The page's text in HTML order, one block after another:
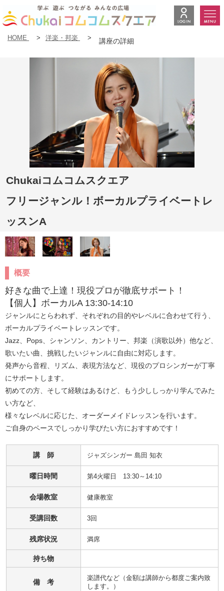
HOME > 洋楽・邦楽 > 講座の詳細
Chukaiコムコムスクエア
フリージャンル！ボーカルプライベートレ
ッスンA
概要
好きな曲で上達！現役プロが徹底サポート！
【個人】ボーカルA 13:30-14:10
ジャンルにとらわれず、それぞれの目的やレベルに合わせて行う、
ボーカルプライベートレッスンです。
Jazz、Pops、シャンソン、カントリー、邦楽（演歌以外）他など、
歌いたい曲、挑戦したいジャンルに自由に対応します。
発声から音程、リズム、表現方法など、現役のプロシンガーが丁寧
にサポートします。
初めての方、そして経験はあるけど、もう少ししっかり学んでみた
い方など、
様々なレベルに応じた、オーダーメイドレッスンを行います。
ご自身のペースでしっかり学びたい方におすすめです！
講 師 ジャズシンガー 島田 知衣
曜日時間 第4火曜日 13:30～14:10
会場教室 健康教室
受講回数 3回
残席状況 満席
持ち物
備 考
楽譜代など（金額は講師から都度ご案内致
します。）